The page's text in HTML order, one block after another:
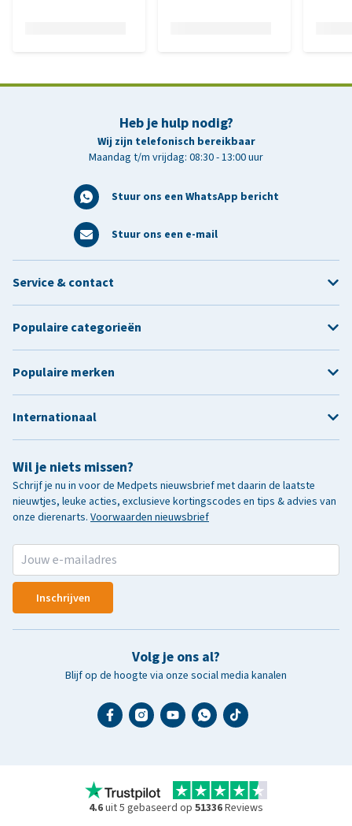
Heb je hulp nodig?
Wij zijn telefonisch bereikbaar
Maandag t/m vrijdag: 08:30 - 13:00 uur
Stuur ons een WhatsApp bericht
Stuur ons een e-mail
Wil je niets missen?
Schrijf je nu in voor de Medpets nieuwsbrief met daarin de laatste
nieuwtjes, leuke acties, exclusieve kortingscodes en tips & advies van
onze dierenarts. Voorwaarden nieuwsbrief
Inschrijven
Volg je ons al?
Blijf op de hoogte via onze social media kanalen
Service & contact
Populaire categorieën
Populaire merken
Internationaal
4.6uit 5 gebaseerd op 51336Reviews